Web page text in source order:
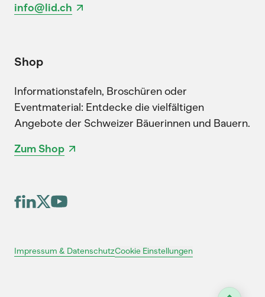
info@lid.ch
Shop
Informationstafeln, Broschüren oder
Eventmaterial: Entdecke die vielfältigen
Angebote der Schweizer Bäuerinnen und Bauern.
Zum Shop
Impressum & DatenschutzCookie Einstellungen